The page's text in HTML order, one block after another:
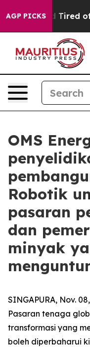
AGP PICKS
Tired of This
OMS
Robotik
pasaran
dan
minyak
SINGAPURA, Nov.
Pasaran tenaga
transformasi yang
boleh diperbaharui